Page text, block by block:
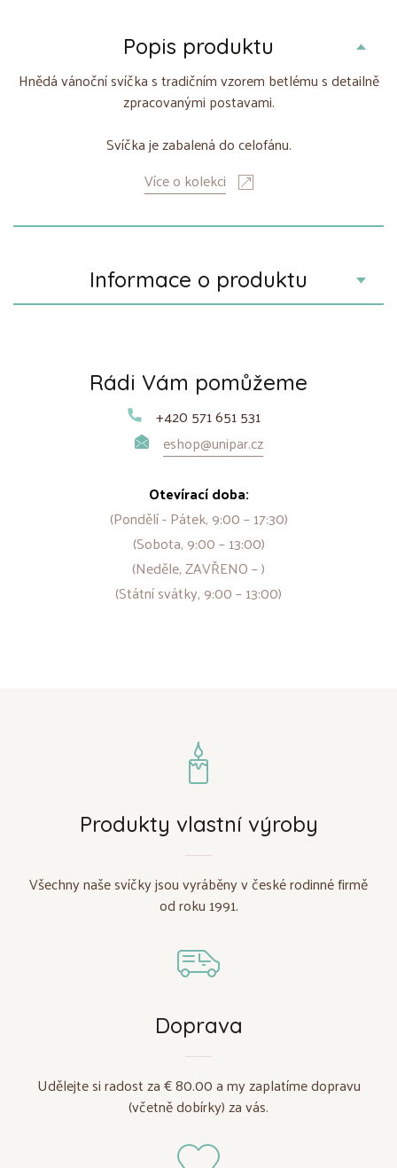
Popis produktu
Hnědá vánoční svíčka s tradičním vzorem betlému s detailně
zpracovanými postavami.
Svíčka je zabalená do celofánu.
Více o kolekci
Informace o produktu
Rádi Vám pomůžeme
+420 571 651 531
eshop@unipar.cz
Otevírací doba:
(Pondělí - Pátek, 9:00 – 17:30)
(Sobota, 9:00 – 13:00)
(Neděle, ZAVŘENO – )
(Státní svátky, 9:00 – 13:00)
Produkty vlastní výroby
Všechny naše svíčky jsou vyráběny v české rodinné firmě
od roku 1991.
Doprava
Udělejte si radost za € 80.00 a my zaplatíme dopravu
(včetně dobírky) za vás.